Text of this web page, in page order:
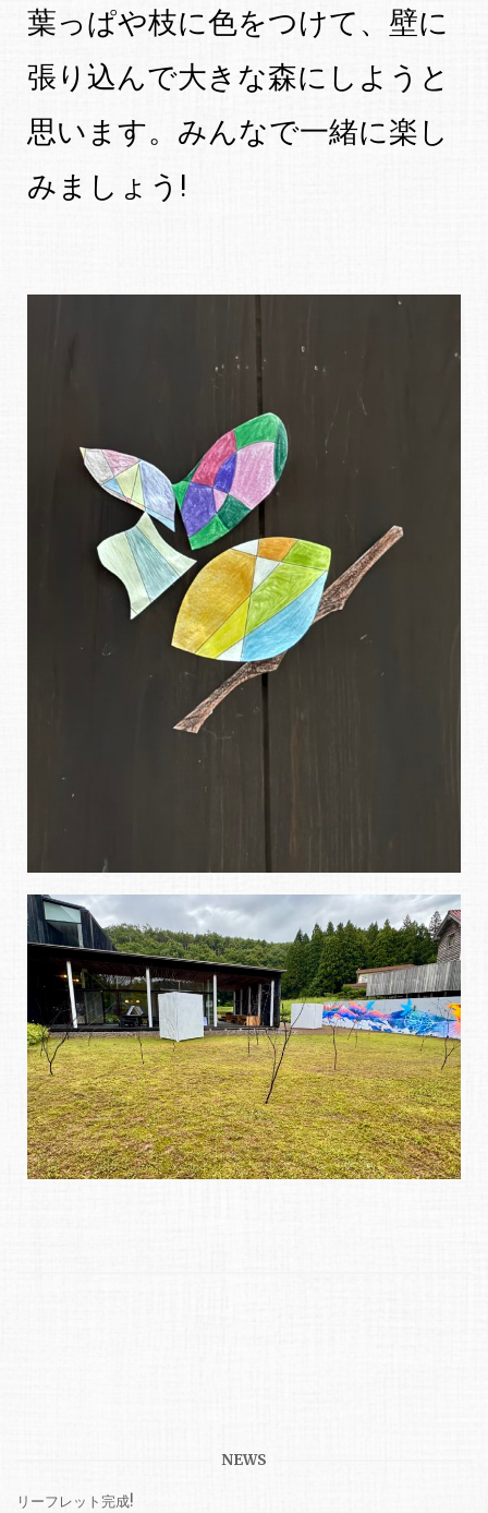
葉っぱや枝に色をつけて、壁に
張り込んで大きな森にしようと
思います。みんなで一緒に楽し
みましょう!
NEWS
リーフレット完成!